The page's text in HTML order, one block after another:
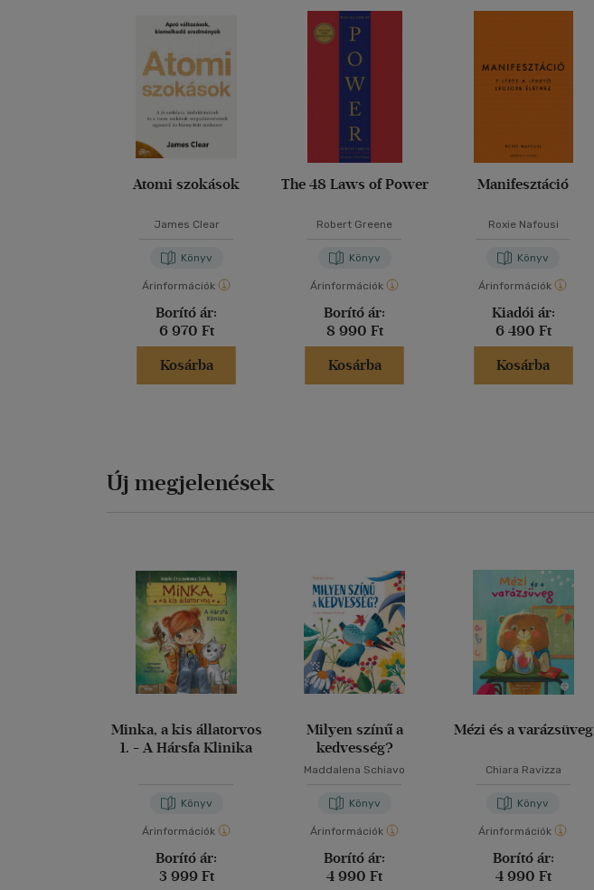
Atomi szokások
James Clear
Könyv
Árinformációk
Borító ár:
6 970 Ft
Kosárba
The 48 Laws of Power
Robert Greene
Könyv
Árinformációk
Borító ár:
8 990 Ft
Kosárba
Manifesztáció
Roxie Nafousi
Könyv
Árinformációk
Kiadói ár:
6 490 Ft
Kosárba
Új megjelenések
Minka, a kis állatorvos
1. - A Hársfa Klinika
Könyv
Árinformációk
Borító ár:
3 999 Ft
Milyen színű a
kedvesség?
Maddalena Schiavo
Könyv
Árinformációk
Borító ár:
4 990 Ft
Mézi és a varázsüveg
Chiara Ravizza
Könyv
Árinformációk
Borító ár:
4 990 Ft